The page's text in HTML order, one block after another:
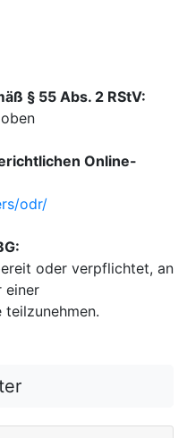
§ 55 Abs. 2 RStV:
Online-
odr/
oder verpflichtet, an
einer